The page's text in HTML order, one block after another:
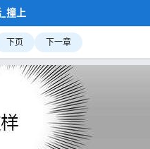
撞上
下页 下一章